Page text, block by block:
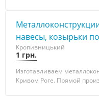
навесы, козырьки
Кропивницький
1 грн.
Изготавливаем
Кривом Роге. Прямой